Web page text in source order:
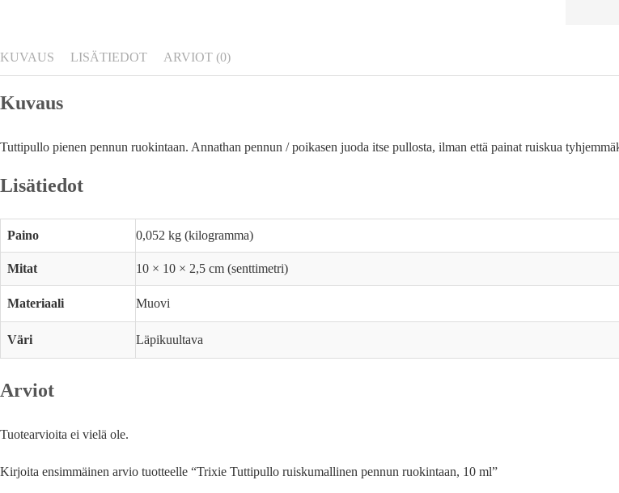
KUVAUS LISÄTIEDOT ARVIOT (0)
Kuvaus
Tuttipullo pienen pennun ruokintaan. Annathan pennun / poikasen juoda itse pullosta, ilman että painat ruiskua
Lisätiedot
Paino 0,052 kg (kilogramma)
Mitat 10 × 10 × 2,5 cm (senttimetri)
Materiaali Muovi
Väri Läpikuultava
Arviot
Tuotearvioita ei vielä ole.
Kirjoita ensimmäinen arvio tuotteelle “Trixie Tuttipullo ruiskumallinen pennun ruokintaan, 10 ml”